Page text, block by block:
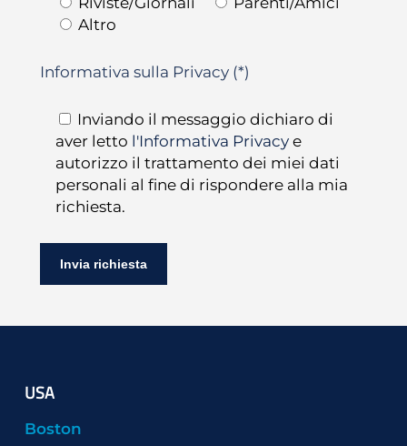
Altro
Informativa sulla Privacy (*)
Inviando il messaggio dichiaro di
aver letto l'Informativa Privacye
autorizzo il trattamento dei miei dati
personali al fine di rispondere alla mia
richiesta.
USA
Boston